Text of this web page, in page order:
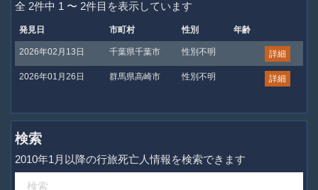
全 2件中 1 〜 2件目を表示しています
発見日 市町村 性別 年齢
2026年02月13日 千葉県千葉市 性別不明 詳細
2026年01月26日 群馬県高崎市 性別不明 詳細
検索
2010年1月以降の行旅死亡人情報を検索できます